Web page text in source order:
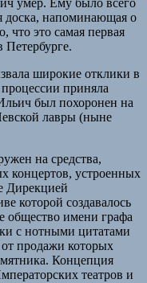
доска, напоминающая о
что это самая первая
Петербурге.
широкие отклики в
приняла
был похоронен на
лавры (ныне
на средства,
концертов, устроенных
Дирекцией
которой создавалось
общество имени графа
с нотными цитатами
продажи которых
Концепция
театров и